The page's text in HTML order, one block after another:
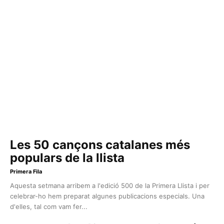
Les 50 cançons catalanes més
populars de la llista
Primera Fila
Aquesta setmana arribem a l'edició 500 de la Primera Llista i per
celebrar-ho hem preparat algunes publicacions especials. Una
d'elles, tal com vam fer...